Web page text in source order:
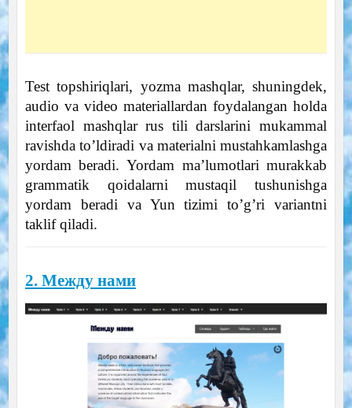
Test topshiriqlari, yozma mashqlar, shuningdek,
audio va video materiallardan foydalangan holda
interfaol mashqlar rus tili darslarini mukammal
ravishda to’ldiradi va materialni mustahkamlashga
yordam beradi. Yordam ma’lumotlari murakkab
grammatik qoidalarni mustaqil tushunishga
yordam beradi va Yun tizimi to’g’ri variantni
taklif qiladi.
2. Между нами